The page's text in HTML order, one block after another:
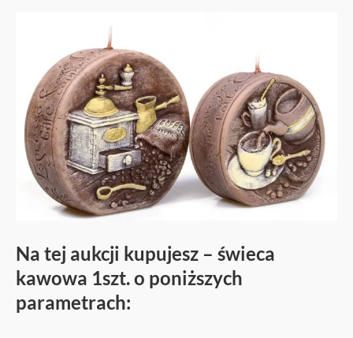
Na tej aukcji kupujesz – świeca
kawowa 1szt. o poniższych
parametrach: